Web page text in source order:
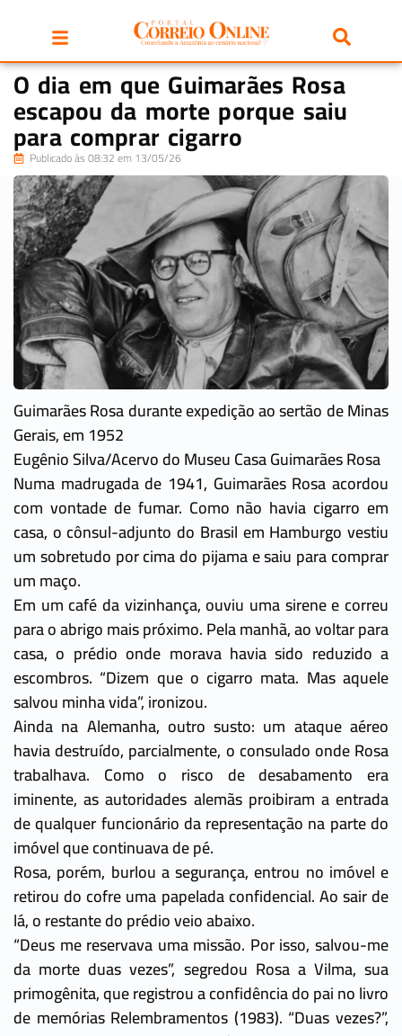
O dia em que Guimarães Rosa
escapou da morte porque saiu
para comprar cigarro
Publicado às 08:32 em 13/05/26
Guimarães Rosa durante expedição ao sertão de Minas
Gerais, em 1952
Eugênio Silva/Acervo do Museu Casa Guimarães Rosa
Numa madrugada de 1941, Guimarães Rosa acordou
com vontade de fumar. Como não havia cigarro em
casa, o cônsul-adjunto do Brasil em Hamburgo vestiu
um sobretudo por cima do pijama e saiu para comprar
um maço.
Em um café da vizinhança, ouviu uma sirene e correu
para o abrigo mais próximo. Pela manhã, ao voltar para
casa, o prédio onde morava havia sido reduzido a
escombros. “Dizem que o cigarro mata. Mas aquele
salvou minha vida”, ironizou.
Ainda na Alemanha, outro susto: um ataque aéreo
havia destruído, parcialmente, o consulado onde Rosa
trabalhava. Como o risco de desabamento era
iminente, as autoridades alemãs proibiram a entrada
de qualquer funcionário da representação na parte do
imóvel que continuava de pé.
Rosa, porém, burlou a segurança, entrou no imóvel e
retirou do cofre uma papelada confidencial. Ao sair de
lá, o restante do prédio veio abaixo.
“Deus me reservava uma missão. Por isso, salvou-me
da morte duas vezes”, segredou Rosa a Vilma, sua
primogênita, que registrou a confidência do pai no livro
de memórias Relembramentos (1983). “Duas vezes?”,